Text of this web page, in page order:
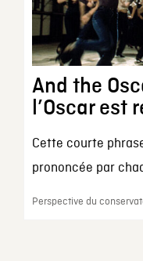
And the
l’Oscar est
Cette courte
prononcée par
Perspective du